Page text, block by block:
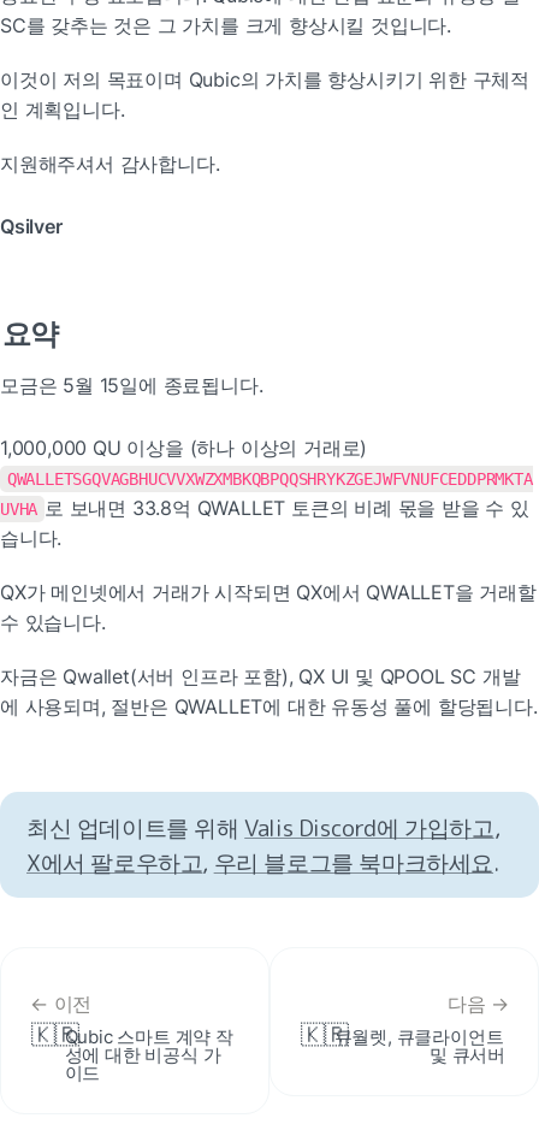
SC를 갖추는 것은 그 가치를 크게 향상시킬 것입니다.
이것이 저의 목표이며 Qubic의 가치를 향상시키기 위한 구체적
인 계획입니다.
지원해주셔서 감사합니다.
Qsilver
요약
모금은 5월 15일에 종료됩니다.
QWALLETSGQVAGBHUCVVXWZXMBKQBPQQSHRYKZGEJWFVNUFCEDDPRMKTA
UVHA 로 보내면 33.8억 QWALLET 토큰의 비례 몫을 받을 수 있
습니다.
QX가 메인넷에서 거래가 시작되면 QX에서 QWALLET을 거래할
수 있습니다.
자금은 Qwallet(서버 인프라 포함), QX UI 및 QPOOL SC 개발
에 사용되며, 절반은 QWALLET에 대한 유동성 풀에 할당됩니다.
최신 업데이트를 위해 Valis Discord에 가입하고
X에서 팔로우하고, 우리 블로그를 북마크하세요.
← 이전
🇰🇷Qubic 스마트 계약 작
성에 대한 비공식 가
이드
다음 →
🇰🇷큐월렛, 큐클라이언트
및 큐서버